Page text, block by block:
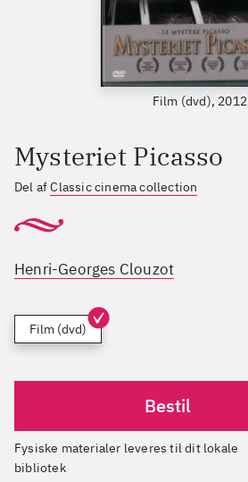
Film (dvd), 2012
Mysteriet Picasso
Del afClassic cinema collection
Henri-Georges Clouzot
Film (dvd)
Bestil
Fysiske materialer leveres til dit lokale
bibliotek